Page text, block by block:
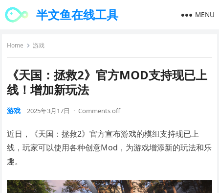
半文鱼在线工具 MENU
Home 游戏
《天国：拯救2》官方MOD支持现已上
线！增加新玩法
游戏 2025年3月17日 · Comments off
近日，《天国：拯救2》官方宣布游戏的模组支持现已上
线，玩家可以使用各种创意Mod，为游戏增添新的玩法和乐
趣。